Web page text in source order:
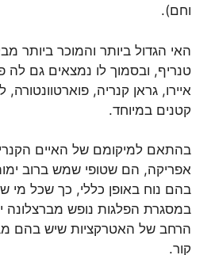
וחם).
האי הגדול ביותר והמוכר ביותר
טנריף, ובסמוך לו נמצאים גם
איירו, גראן קנריה, פוארטוונטורה,
קטנים במיוחד.
בהתאם למיקומם של האיים
אפריקה, הם שטופי שמש ברוב
בהם נוח באופן כללי, כך שכל מי
במסגרת הפלגות נופש מברצלונה
הרחב של האטרקציות שיש בהם
קור.